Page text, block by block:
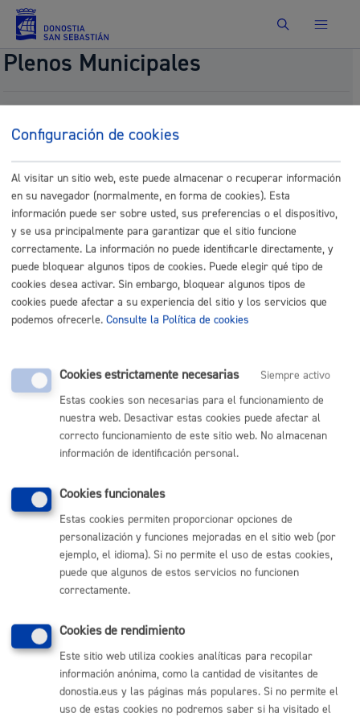
Buscar
Plenos Municipales
General de Ordenación Urbana referida a los
y Terrenos de Erregenea.
Fecha del pleno:09/25/2025
Comisión:Comisión de Desarrollo y Planificación
del Territorio
Documentos
5.-
DIL_INT_AI_MPGOU_Jolastokieta_Zardoya.SIN.pdf
Comunícate con el Ayuntamiento de Donostia / San
Sebastián
(gratuito desde Donostia / San Sebastián)
(+34) 943 481 000
Informar de un error en la web
Enlaces útiles
Ofertas de empleo
Perfil del contratante
Sede electrónica
Sala de prensa
Mapa web
Otras páginas web corporativas
Configuración de cookies
Al visitar un sitio web, este puede almacenar o recuperar información
en su navegador (normalmente, en forma de cookies). Esta
información puede ser sobre usted, sus preferencias o el dispositivo,
y se usa principalmente para garantizar que el sitio funcione
correctamente. La información no puede identificarle directamente, y
puede bloquear algunos tipos de cookies. Puede elegir qué tipo de
cookies desea activar. Sin embargo, bloquear algunos tipos de
cookies puede afectar a su experiencia del sitio y los servicios que
podemos ofrecerle. Consulte la Política de cookies
Cookies estrictamente necesarias
Siempre activo
Estas cookies son necesarias para el funcionamiento de
nuestra web. Desactivar estas cookies puede afectar al
correcto funcionamiento de este sitio web. No almacenan
información de identificación personal.
Cookies funcionales
Estas cookies permiten proporcionar opciones de
personalización y funciones mejoradas en el sitio web (por
ejemplo, el idioma). Si no permite el uso de estas cookies,
puede que algunos de estos servicios no funcionen
correctamente.
Cookies de rendimiento
Este sitio web utiliza cookies analíticas para recopilar
información anónima, como la cantidad de visitantes de
donostia.eus y las páginas más populares. Si no permite el
uso de estas cookies no podremos saber si ha visitado el